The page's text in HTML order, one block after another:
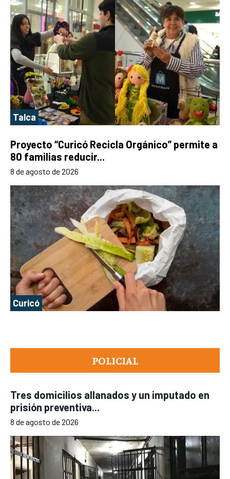
POLICIAL
Tres domicilios allanados y un imputado en
prisión preventiva...
8 de agosto de 2026
Talca
Proyecto “Curicó Recicla Orgánico” permite a
80 familias reducir...
8 de agosto de 2026
Curicó